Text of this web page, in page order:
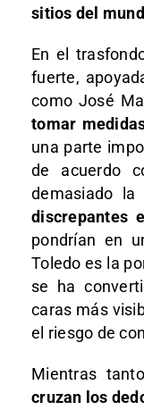
sitios del
En el
fuerte,
como José
tomar
una parte
de acuerdo
demasiado la
discrepantes
pondrían en
Toledo es la
se ha
caras más
el riesgo de
Mientras
cruzan los